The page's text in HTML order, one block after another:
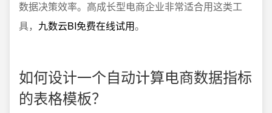
数据决策效率。高成长型电商企业非常适合用这类工
具， 九数云BI免费在线试用。
如何设计一个自动计算电商数据指标
的表格模板？